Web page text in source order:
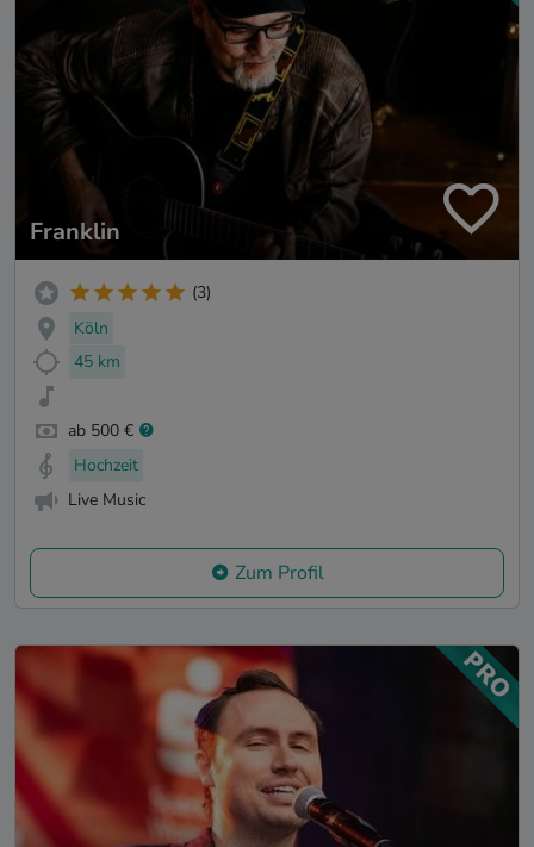
Franklin
(3)
Köln
45 km
ab 500 €
Hochzeit
Live Music
Zum Profil